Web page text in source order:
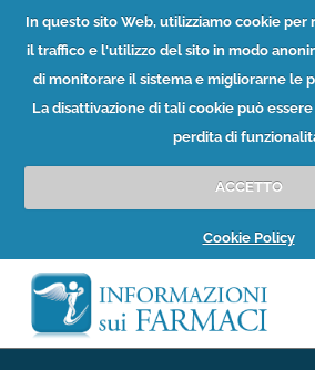
In questo sito Web, utilizziamo cookie per
il traffico e l'utilizzo del sito in modo
di monitorare il sistema e migliorarne le
La disattivazione di tali cookie può
perdita di
ACCETTO
Cookie Policy